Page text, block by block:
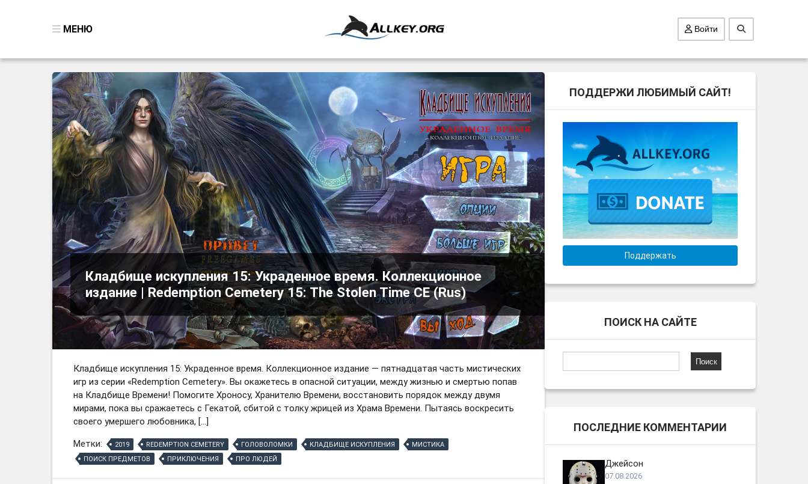
МЕНЮ
ВСЕ ИГРЫ
ПОИСК ПРЕДМЕТОВ
ГОЛОВОЛОМКИ
БИЗНЕС
ТРИ-В-РЯД
СТРАТЕГИИ
СТРЕЛЯЛКИ
КВЕСТ
КАК СКАЧАТЬ
НОВОСТИ
Войти
Кладбище искупления 15: Украденное время. Коллекционное
издание | Redemption Cemetery 15: The Stolen Time CE (Rus)
Кладбище искупления 15: Украденное время. Коллекционное издание — пятнадцатая часть мистических
игр из серии «Redemption Cemetery». Вы окажетесь в опасной ситуации, между жизнью и смертью попав
на Кладбище Времени! Помогите Хроносу, Хранителю Времени, восстановить порядок между двумя
мирами, пока вы сражаетесь с Гекатой, сбитой с толку жрицей из Храма Времени. Пытаясь воскресить
своего умершего любовника, […]
Метки: 2019 REDEMPTION CEMETERY ГОЛОВОЛОМКИ КЛАДБИЩЕ ИСКУПЛЕНИЯ
МИСТИКА
ПОИСК ПРЕДМЕТОВ
ПРИКЛЮЧЕНИЯ ПРО ЛЮДЕЙ
ПОДДЕРЖИ ЛЮБИМЫЙ САЙТ!
Поддержать
ПОИСК НА САЙТЕ
ПОСЛЕДНИЕ КОММЕНТАРИИ
Джейсон
07.08.2026